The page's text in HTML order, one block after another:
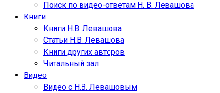
Поиск по видео-ответам Н. В. Левашова
Книги
Книги Н.В. Левашова
Статьи Н.В. Левашова
Книги других авторов
Читальный зал
Видео
Видео с Н.В. Левашовым